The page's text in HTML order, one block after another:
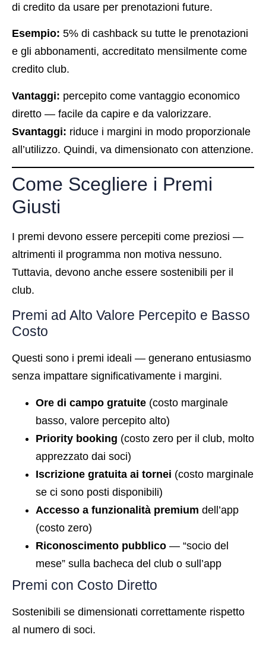
di credito da usare per prenotazioni future.
Esempio: 5% di cashback su tutte le prenotazioni
e gli abbonamenti, accreditato mensilmente come
credito club.
Vantaggi: percepito come vantaggio economico
diretto — facile da capire e da valorizzare.
Svantaggi: riduce i margini in modo proporzionale
all’utilizzo. Quindi, va dimensionato con attenzione.
Come Scegliere i Premi
Giusti
I premi devono essere percepiti come preziosi —
altrimenti il programma non motiva nessuno.
Tuttavia, devono anche essere sostenibili per il
club.
Premi ad Alto Valore Percepito e Basso
Costo
Questi sono i premi ideali — generano entusiasmo
senza impattare significativamente i margini.
Ore di campo gratuite (costo marginale
basso, valore percepito alto)
Priority booking (costo zero per il club, molto
apprezzato dai soci)
Iscrizione gratuita ai tornei (costo marginale
se ci sono posti disponibili)
Accesso a funzionalità premium dell’app
(costo zero)
Riconoscimento pubblico — “socio del
mese” sulla bacheca del club o sull’app
Premi con Costo Diretto
Sostenibili se dimensionati correttamente rispetto
al numero di soci.